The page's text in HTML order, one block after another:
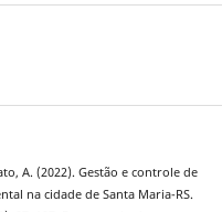
A. (2022). Gestão e controle de
na cidade de Santa Maria-RS.